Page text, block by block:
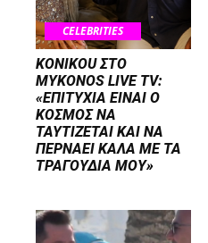
CELEBRITIES
KONIKOU ΣΤΟ
MYKONOS LIVE TV:
«ΕΠΙΤΥΧΙΑ ΕΙΝΑΙ Ο
ΚΟΣΜΟΣ ΝΑ
ΤΑΥΤΙΖΕΤΑΙ KAI ΝΑ
ΠΕΡΝΑΕΙ ΚΑΛΑ ΜΕ ΤΑ
ΤΡΑΓΟΥΔΙΑ ΜΟΥ»